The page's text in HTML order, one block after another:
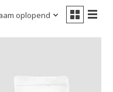
oplopend